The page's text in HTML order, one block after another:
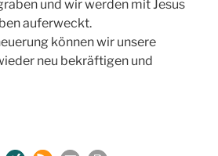
und wir werden mit Jesus
auferweckt.
können wir unsere
neu bekräftigen und